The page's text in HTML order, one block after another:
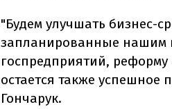
"Будем улучшать бизнес-
запланированные нашим
госпредприятий,
остается также успешное
Гончарук.